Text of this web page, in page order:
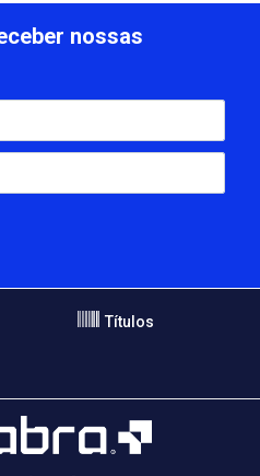
nossas
Títulos